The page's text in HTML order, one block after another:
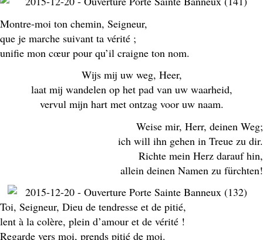
Montre-moi ton chemin, Seigneur,
que je marche suivant ta vérité ;
unifie mon cœur pour qu’il craigne ton nom.
Wijs mij uw weg, Heer,
laat mij wandelen op het pad van uw waarheid,
vervul mijn hart met ontzag voor uw naam.
Weise mir, Herr, deinen Weg;
ich will ihn gehen in Treue zu dir.
Richte mein Herz darauf hin,
allein deinen Namen zu fürchten!
Toi, Seigneur, Dieu de tendresse et de pitié,
lent à la colère, plein d’amour et de vérité !
Regarde vers moi, prends pitié de moi.